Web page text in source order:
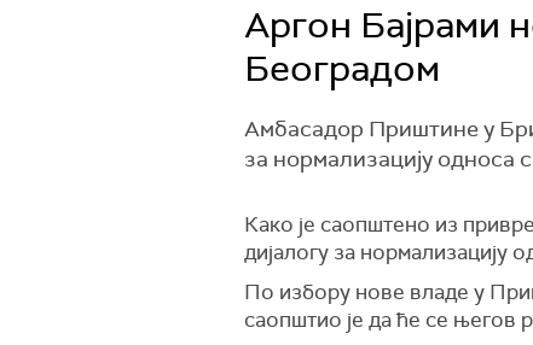
Аргон Бајрами
Београдом
Амбасадор Приштине у
за нормализацију односа
Како је саопштено из
дијалогу за нормализацију
По избору нове владе у
саопштио је да ће се његов